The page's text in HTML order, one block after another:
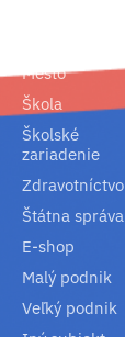
Mesto
Škola
Školské
zariadenie
Zdravotníctvo
Štátna správa
E-shop
Malý podnik
Veľký podnik